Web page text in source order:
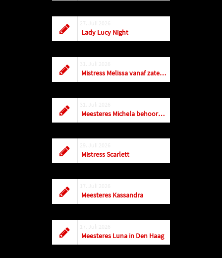
Lady Lucy Night
Mistress Melissa vanaf zaterdag weer dagelijks terug in Antwerpen
Meesteres Michela behoort tot de top! Vandaag t/m zaterdag is ze in Amersfoort
Mistress Scarlett
Meesteres Kassandra
Meesteres Luna in Den Haag